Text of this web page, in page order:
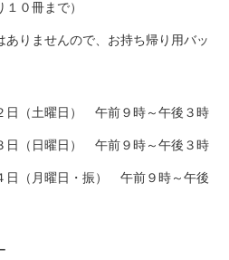
０冊まで）
りませんので、お持ち帰り用バッ
日（土曜日） 午前９時～午後３時
日） 午前９時～午後３時
日・振） 午前９時～午後